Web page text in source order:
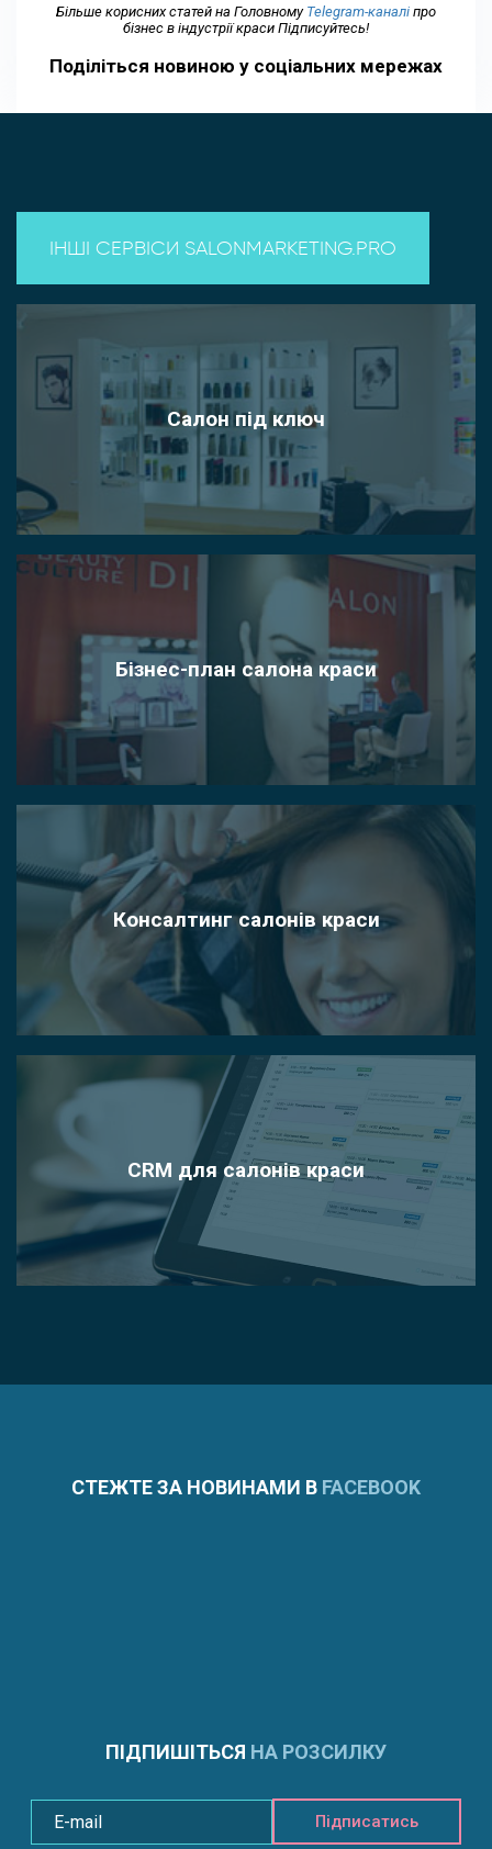
Більше корисних статей на Головному Telegram-каналі про
бізнес в індустрії краси Підписуйтесь!
Поділіться новиною у соціальних мережах
ІНШІ СЕРВІСИ SALONMARKETING.PRO
Салон під ключ
Бізнес-план салона краси
Консалтинг салонів краси
CRM для салонів краси
СТЕЖТЕ ЗА НОВИНАМИ В FACEBOOK
ПІДПИШІТЬСЯ НА РОЗСИЛКУ
Підписатись